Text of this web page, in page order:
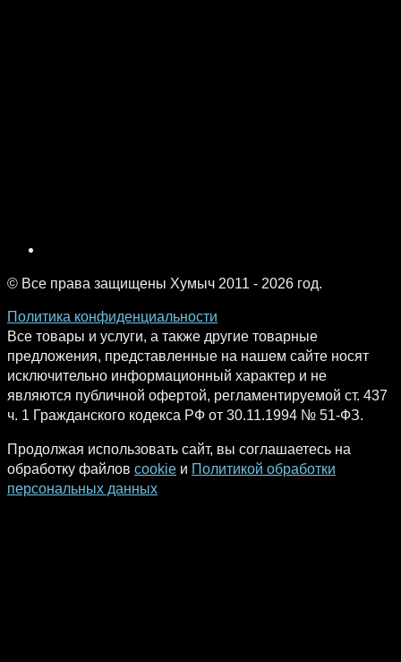
© Все права защищены Хумыч 2011 - 2026 год.
Политика конфиденциальности
Все товары и услуги, а также другие товарные
предложения, представленные на нашем сайте носят
исключительно информационный характер и не
являются публичной офертой, регламентируемой ст. 437
ч. 1 Гражданского кодекса РФ от 30.11.1994 № 51-ФЗ.
Продолжая использовать сайт, вы соглашаетесь на
обработку файлов cookie и Политикой обработки
персональных данных